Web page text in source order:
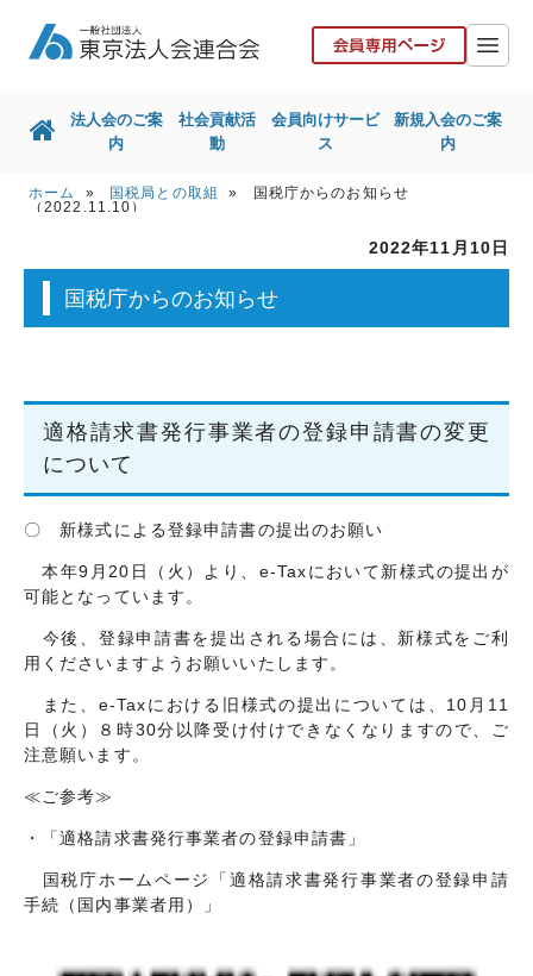
ホーム 法人会のご案内
会員向けサービス
新規入会のご案内
リンク集 お問い合せ
協力会社の皆様へ
交通・アクセス 個人情報について
サイトマップ
法人会のご案
内
社会貢献活
動
会員向けサービ
ス
新規入会のご案
内
ホーム » 国税局との取組
» 国税庁からのお知らせ
（2022.11.10）
2022年11月10日
国税庁からのお知らせ
適格請求書発行事業者の登録申請書の変更
について
〇 新様式による登録申請書の提出のお願い
本年9月20日（火）より、e-Taxにおいて新様式の提出が
可能となっています。
今後、登録申請書を提出される場合には、新様式をご利
用くださいますようお願いいたします。
また、e-Taxにおける旧様式の提出については、10月11
日（火）８時30分以降受け付けできなくなりますので、ご
注意願います。
≪ご参考≫
・「適格請求書発行事業者の登録申請書」
国税庁ホームページ「適格請求書発行事業者の登録申請
手続（国内事業者用）」